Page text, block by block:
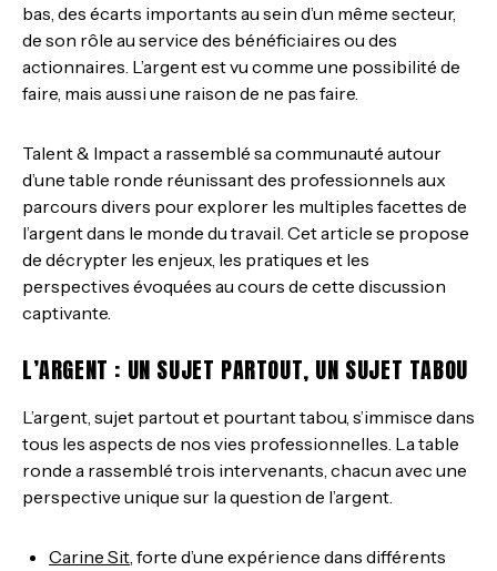
bas, des écarts importants au sein d’un même secteur,
de son rôle au service des bénéficiaires ou des
actionnaires. L’argent est vu comme une possibilité de
faire, mais aussi une raison de ne pas faire.
Talent & Impact a rassemblé sa communauté autour
d’une table ronde réunissant des professionnels aux
parcours divers pour explorer les multiples facettes de
l’argent dans le monde du travail. Cet article se propose
de décrypter les enjeux, les pratiques et les
perspectives évoquées au cours de cette discussion
captivante.
L’ARGENT : UN SUJET PARTOUT, UN SUJET TABOU
L’argent, sujet partout et pourtant tabou, s’immisce dans
tous les aspects de nos vies professionnelles. La table
ronde a rassemblé trois intervenants, chacun avec une
perspective unique sur la question de l’argent.
Carine Sit, forte d’une expérience dans différents